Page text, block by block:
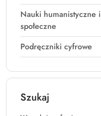
Nauki humanistyczne i
społeczne
Podręczniki cyfrowe
Szukaj